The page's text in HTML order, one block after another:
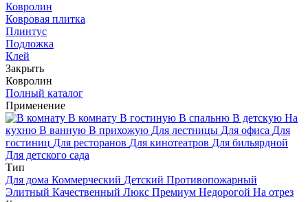
Ковролин
Ковровая плитка
Плинтус
Подложка
Клей
Закрыть
Ковролин
Полный каталог
Применение
В комнату В гостиную В спальню В детскую На
кухню В ванную В прихожую Для лестницы Для офиса Для
гостиниц Для ресторанов Для кинотеатров Для бильярдной
Для детского сада
Тип
Для дома Коммерческий Детский Противопожарный
Элитный Качественный Люкс Премиум Недорогой На отрез